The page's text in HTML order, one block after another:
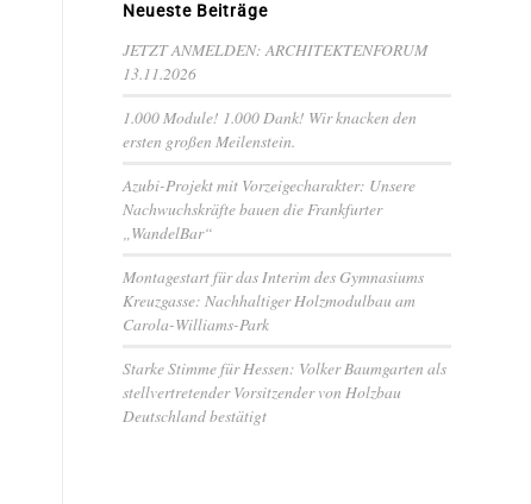
Neueste Beiträge
JETZT ANMELDEN: ARCHITEKTENFORUM
13.11.2026
1.000 Module! 1.000 Dank! Wir knacken den
ersten großen Meilenstein.
Azubi-Projekt mit Vorzeigecharakter: Unsere
Nachwuchskräfte bauen die Frankfurter
„WandelBar“
Montagestart für das Interim des Gymnasiums
Kreuzgasse: Nachhaltiger Holzmodulbau am
Carola-Williams-Park
Starke Stimme für Hessen: Volker Baumgarten als
stellvertretender Vorsitzender von Holzbau
Deutschland bestätigt